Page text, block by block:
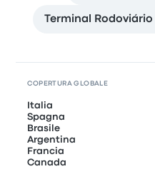
Terminal
COPERTURA GLOBALE
Italia
Spagna
Brasile
Argentina
Francia
Canada